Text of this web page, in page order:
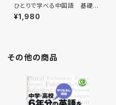
ひとりで学べる中国語 基礎文
法をひととおり ［音声DL付］
¥1,980
その他の商品